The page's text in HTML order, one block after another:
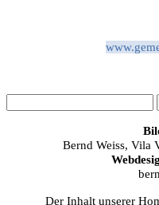
Bernd Weiss, Vila
Der Inhalt unserer